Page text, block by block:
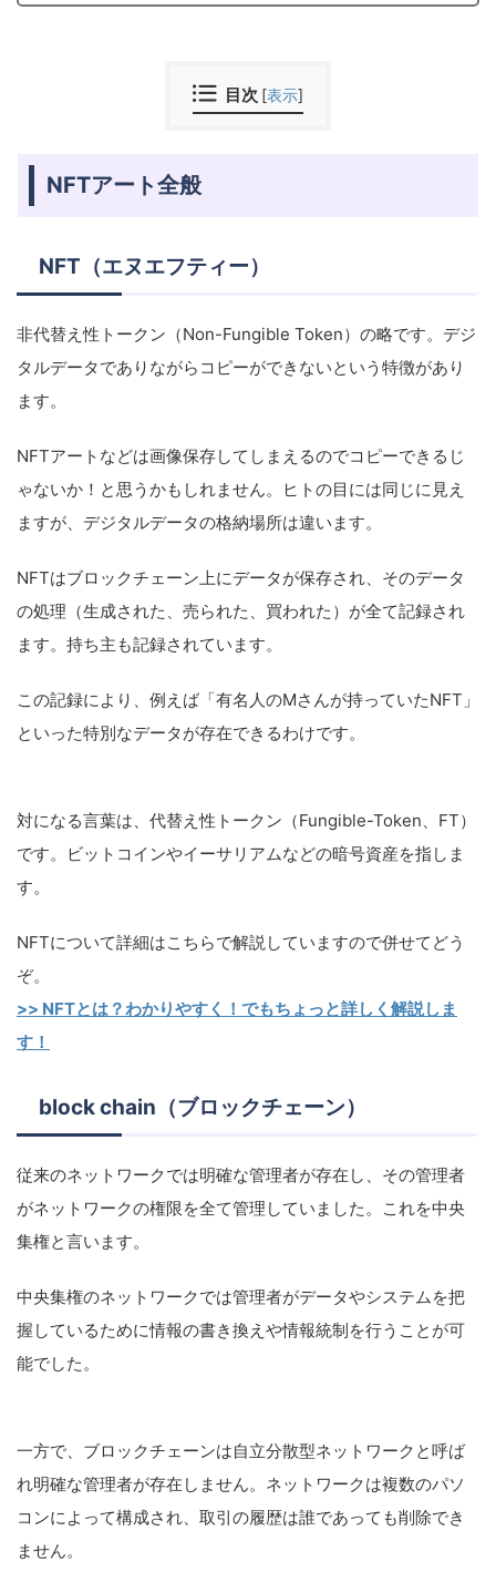
目次 [表示]
NFTアート全般
NFT（エヌエフティー）
非代替え性トークン（Non-Fungible Token）の略です。デジ
タルデータでありながらコピーができないという特徴があり
ます。
NFTアートなどは画像保存してしまえるのでコピーできるじ
ゃないか！と思うかもしれません。ヒトの目には同じに見え
ますが、デジタルデータの格納場所は違います。
NFTはブロックチェーン上にデータが保存され、そのデータ
の処理（生成された、売られた、買われた）が全て記録され
ます。持ち主も記録されています。
この記録により、例えば「有名人のMさんが持っていたNFT」
といった特別なデータが存在できるわけです。
対になる言葉は、代替え性トークン（Fungible-Token、FT）
です。ビットコインやイーサリアムなどの暗号資産を指しま
す。
NFTについて詳細はこちらで解説していますので併せてどう
ぞ。
>> NFTとは？わかりやすく！でもちょっと詳しく解説しま
す！
block chain（ブロックチェーン）
従来のネットワークでは明確な管理者が存在し、その管理者
がネットワークの権限を全て管理していました。これを中央
集権と言います。
中央集権のネットワークでは管理者がデータやシステムを把
握しているために情報の書き換えや情報統制を行うことが可
能でした。
一方で、ブロックチェーンは自立分散型ネットワークと呼ば
れ明確な管理者が存在しません。ネットワークは複数のパソ
コンによって構成され、取引の履歴は誰であっても削除でき
ません。